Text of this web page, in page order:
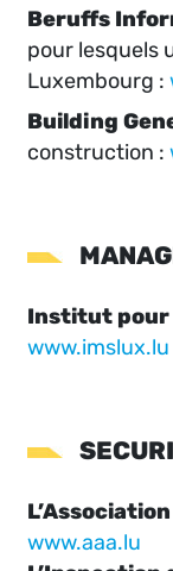
Beruffs
pour lesquels
Luxembourg :
Building
construction :
Institut pour
www.imslux.lu
www.aaa.lu